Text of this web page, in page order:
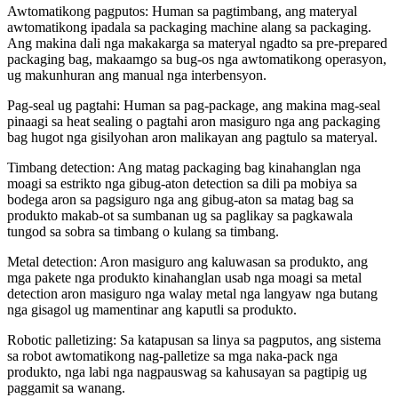
Awtomatikong pagputos: Human sa pagtimbang, ang materyal
awtomatikong ipadala sa packaging machine alang sa packaging.
Ang makina dali nga makakarga sa materyal ngadto sa pre-prepared
packaging bag, makaamgo sa bug-os nga awtomatikong operasyon,
ug makunhuran ang manual nga interbensyon.
Pag-seal ug pagtahi: Human sa pag-package, ang makina mag-seal
pinaagi sa heat sealing o pagtahi aron masiguro nga ang packaging
bag hugot nga gisilyohan aron malikayan ang pagtulo sa materyal.
Timbang detection: Ang matag packaging bag kinahanglan nga
moagi sa estrikto nga gibug-aton detection sa dili pa mobiya sa
bodega aron sa pagsiguro nga ang gibug-aton sa matag bag sa
produkto makab-ot sa sumbanan ug sa paglikay sa pagkawala
tungod sa sobra sa timbang o kulang sa timbang.
Metal detection: Aron masiguro ang kaluwasan sa produkto, ang
mga pakete nga produkto kinahanglan usab nga moagi sa metal
detection aron masiguro nga walay metal nga langyaw nga butang
nga gisagol ug mamentinar ang kaputli sa produkto.
Robotic palletizing: Sa katapusan sa linya sa pagputos, ang sistema
sa robot awtomatikong nag-palletize sa mga naka-pack nga
produkto, nga labi nga nagpauswag sa kahusayan sa pagtipig ug
paggamit sa wanang.